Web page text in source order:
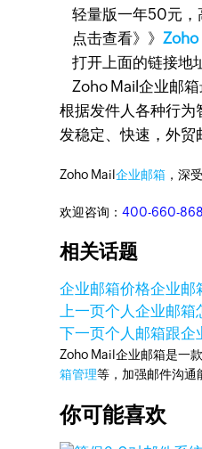
轻量版一年50元，
点击查看》》Zoho
打开上面的链接地
Zoho Mail企业邮
根据发件人各种行为
发稳定、快速，外贸
Zoho Mail企业邮箱 ，深
欢迎咨询：400-660-
相关话题
企业邮箱价格企业邮
上一页个人企业邮箱
下一页个人邮箱跟企
Zoho Mail企业邮箱是一
箱管理等，加强邮件沟通
你可能喜欢